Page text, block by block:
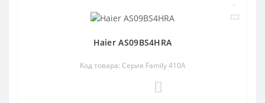
Haier AS09BS4HRA
Код товара: Серия Family 410A